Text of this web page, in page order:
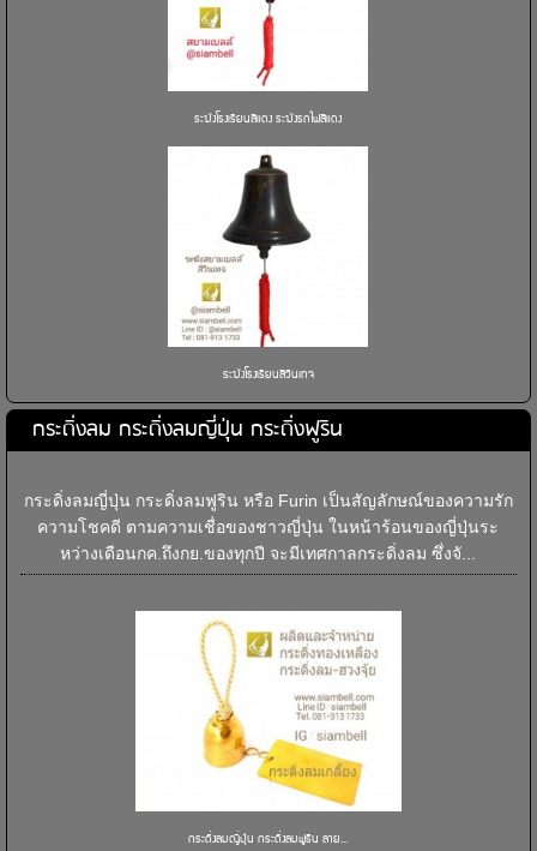
ระฆังโรงเรียนสีแดง ระฆังรถไฟสีแดง
ระฆังโรงเรียนสีวินเทจ
กระดิ่งลม กระดิ่งลมญี่ปุ่น กระดิ่งฟูริน
กระดิ่งลมญี่ปุ่น กระดิ่งลมฟูริน หรือ Furin เป็นสัญลักษณ์ของความรัก
ความโชคดี ตามความเชื่อของชาวญี่ปุ่น ในหน้าร้อนของญี่ปุ่นระ
หว่างเดือนกค.ถึงกย.ของทุกปี จะมีเทศกาลกระดิ่งลม ซึ่งจั...
กระดิ่งลมญี่ปุ่น กระดิ่งลมฟูริน ลาย...